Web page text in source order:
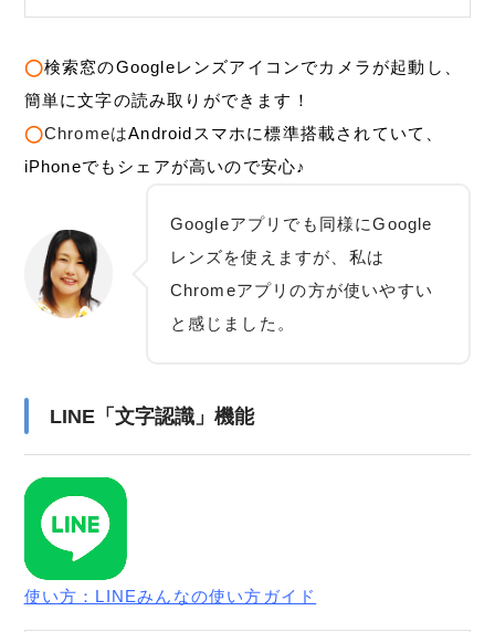
◯検索窓のGoogleレンズアイコンでカメラが起動し、
簡単に文字の読み取りができます！
◯ChromeはAndroidスマホに標準搭載されていて、
iPhoneでもシェアが高いので安心♪
Googleアプリでも同様にGoogle
レンズを使えますが、私は
Chromeアプリの方が使いやすい
と感じました。
LINE「文字認識」機能
使い方：LINEみんなの使い方ガイド